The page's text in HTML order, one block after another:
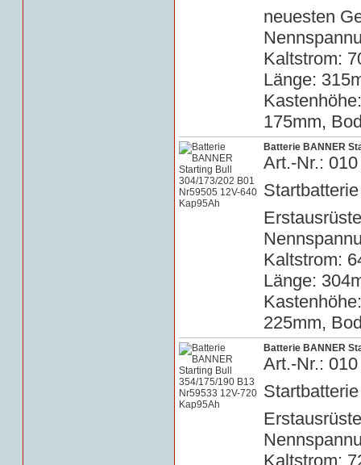
neuesten
Kaltstrom:
Länge:
175mm,
Batterie BANNER
Art.-Nr.:
Kaltstrom:
Länge:
225mm,
Batterie BANNER
Art.-Nr.:
Kaltstrom: